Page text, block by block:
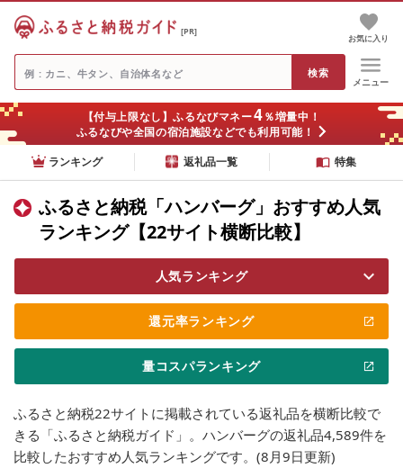
[PR]
お気に入り
メニュー
【付与上限なし】ふるなびマネー4％増量中！
ふるなびや全国の宿泊施設などでも利用可能！
ランキング
返礼品一覧 特集
ふるさと納税「ハンバーグ」おすすめ人気
ランキング【22サイト横断比較】
人気ランキング
還元率ランキング
量コスパランキング
ふるさと納税22サイトに掲載されている返礼品を横断比較で
きる「ふるさと納税ガイド」。ハンバーグの返礼品4,589件を
比較したおすすめ人気ランキングです。(8月9日更新)